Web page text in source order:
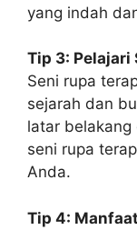
yang indah
Tip 3: Pelajari
Seni rupa
sejarah dan
latar belakang
seni rupa
Anda.
Tip 4: